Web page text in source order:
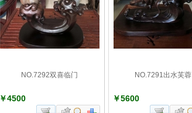
NO.7292双喜临门
￥4500
NO.7291出水芙蓉
￥5600